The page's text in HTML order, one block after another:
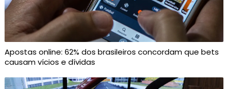
Apostas online: 62% dos brasileiros concordam que bets
causam vícios e dívidas